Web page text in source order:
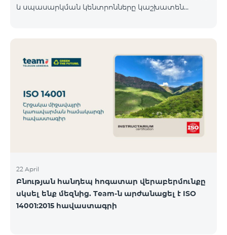
և սպասարկման կենտրոնները կաշխատեն
Բնականուն գրաֆիկը Մայիսի 11-ի փոփոխված
գրաֆիկը Երևան Կիլիկիա 09:00-18:00 09:00-17:00
Երևան Անդրանիկ 09:00-18:00 09:00-17:00 Երևան
ՀԱԹ 09:00-20:00 09:00-17:00 Երևան Ազատություն
09:00-19:00 09:00-17:00 Երևան Կոմիտաս 1 09:00-
19:00 09:00-17:00 Երևան Դավիթաշեն 09:00-20:00
22 April
Բնության հանդեպ հոգատար վերաբերմունքը
սկսել ենք մեզնից. Team-ն արժանացել է ISO
14001:2015 հավաստագրի